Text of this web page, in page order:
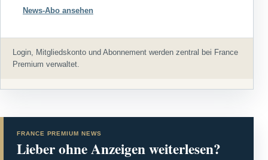
News-Abo ansehen
Login, Mitgliedskonto und Abonnement werden zentral bei France
Premium verwaltet.
FRANCE PREMIUM NEWS
Lieber ohne Anzeigen weiterlesen?